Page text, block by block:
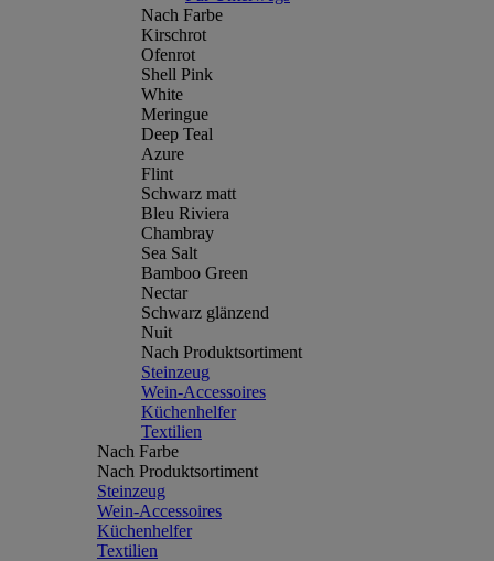
Nach Farbe
Kirschrot
Ofenrot
Shell Pink
White
Meringue
Deep Teal
Azure
Flint
Schwarz matt
Bleu Riviera
Chambray
Sea Salt
Bamboo Green
Nectar
Schwarz glänzend
Nuit
Nach Produktsortiment
Steinzeug
Wein-Accessoires
Küchenhelfer
Textilien
Nach Farbe
Nach Produktsortiment
Steinzeug
Wein-Accessoires
Küchenhelfer
Textilien